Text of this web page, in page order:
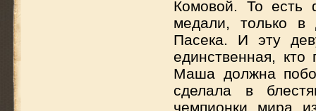
Комовой. То есть
медали, только в
Пасека. И эту
единственная,
Маша должна
сделала в
чемпионки мира